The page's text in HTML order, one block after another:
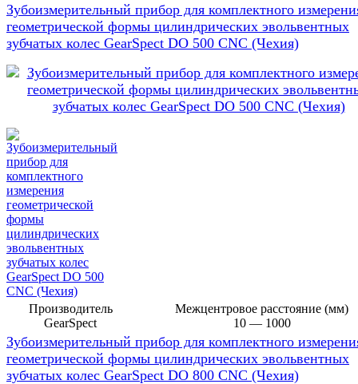
Зубоизмерительный прибор для комплектного
геометрической формы цилиндрических эвольвентных
зубчатых колес GearSpect DO 500 CNC (Чехия)
Производитель
GearSpect
Межцентровое расстояние (мм)
10 — 1000
Зубоизмерительный прибор для комплектного
геометрической формы цилиндрических эвольвентных
зубчатых колес GearSpect DO 800 CNC (Чехия)